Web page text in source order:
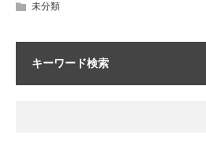
未分類
キーワード検索